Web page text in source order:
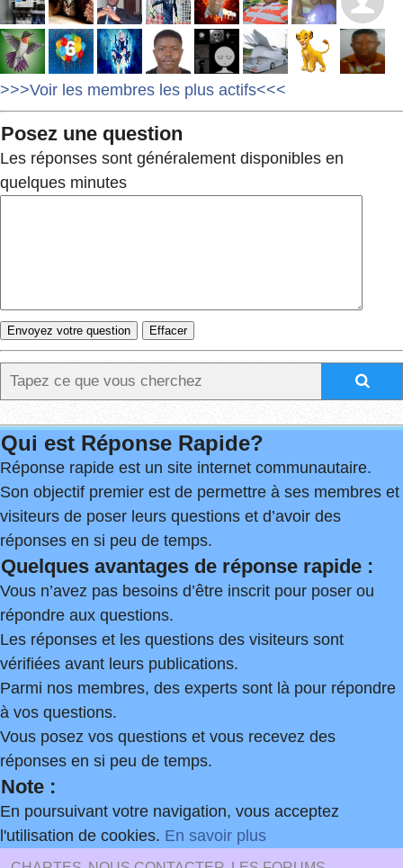
>>>Voir les membres les plus actifs<<<
Posez une question
Les réponses sont généralement disponibles en
quelques minutes
Qui est Réponse Rapide?
Réponse rapide est un site internet communautaire.
Son objectif premier est de permettre à ses membres et
visiteurs de poser leurs questions et d’avoir des
réponses en si peu de temps.
Quelques avantages de réponse rapide :
Vous n’avez pas besoins d’être inscrit pour poser ou
répondre aux questions.
Les réponses et les questions des visiteurs sont
vérifiées avant leurs publications.
Parmi nos membres, des experts sont là pour répondre
à vos questions.
Vous posez vos questions et vous recevez des
réponses en si peu de temps.
Note :
En poursuivant votre navigation, vous acceptez
l'utilisation de cookies. En savoir plus